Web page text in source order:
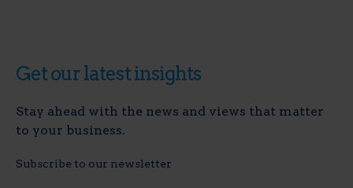
Get our latest insights
Stay ahead with the news and views that matter
to your business.
Subscribe to our newsletter